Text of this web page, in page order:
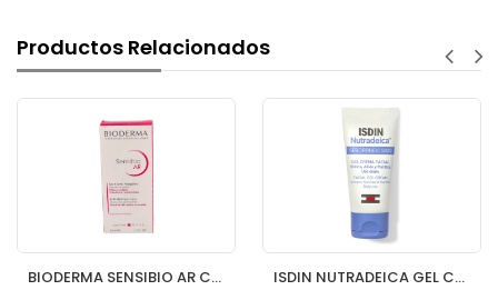
Productos Relacionados
BIODERMA SENSIBIO AR CREMA 40 ML ISDIN NUTRADEICA GEL CREMA FACIAL PIEL SEBORREICA 50 ML